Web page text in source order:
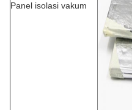
Panel isolasi vakum